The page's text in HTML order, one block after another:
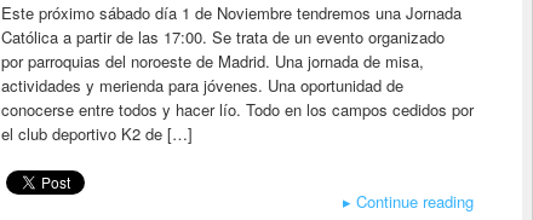
Este próximo sábado día 1 de Noviembre tendremos una Jornada
Católica a partir de las 17:00. Se trata de un evento organizado
por parroquias del noroeste de Madrid. Una jornada de misa,
actividades y merienda para jóvenes. Una oportunidad de
conocerse entre todos y hacer lío. Todo en los campos cedidos por
el club deportivo K2 de […]
▸ Continue reading